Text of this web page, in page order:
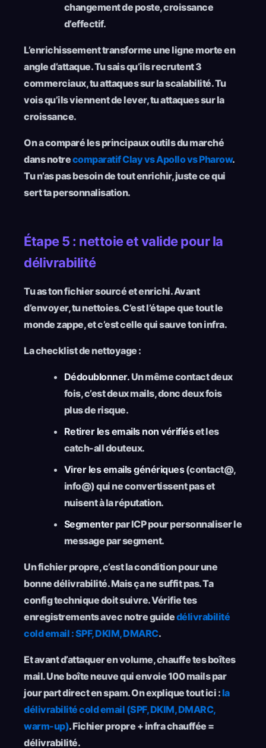
changement de poste, croissance
d’effectif.
L’enrichissement transforme une ligne morte en
angle d’attaque. Tu sais qu’ils recrutent 3
commerciaux, tu attaques sur la scalabilité. Tu
vois qu’ils viennent de lever, tu attaques sur la
croissance.
On a comparé les principaux outils du marché
dans notrecomparatif Clay vs Apollo vs Pharow.
Tu n’as pas besoin de tout enrichir, juste ce qui
sert ta personnalisation.
Étape 5 : nettoie et valide pour la
délivrabilité
Tu as ton fichier sourcé et enrichi. Avant
d’envoyer, tu nettoies. C’est l’étape que tout le
monde zappe, et c’est celle qui sauve ton infra.
La checklist de nettoyage :
Dédoublonner. Un même contact deux
fois, c’est deux mails, donc deux fois
plus de risque.
Retirer les emails non vérifiéset les
catch-all douteux.
Virer les emails génériques(contact@,
info@) qui ne convertissent pas et
nuisent à la réputation.
Segmenterpar ICP pour personnaliser le
message par segment.
Un fichier propre, c’est la condition pour une
bonne délivrabilité. Mais ça ne suffit pas. Ta
config technique doit suivre. Vérifie tes
enregistrements avec notre guidedélivrabilité
cold email : SPF, DKIM, DMARC.
Et avant d’attaquer en volume, chauffe tes boîtes
mail. Une boîte neuve qui envoie 100 mails par
jour part direct en spam. On explique tout ici : la
délivrabilité cold email (SPF, DKIM, DMARC,
warm-up). Fichier propre + infra chauffée =
délivrabilité.